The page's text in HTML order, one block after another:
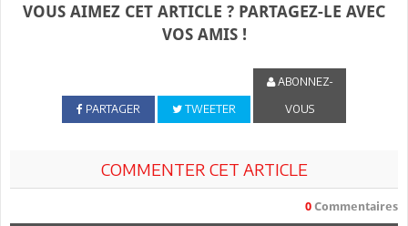
VOUS AIMEZ CET ARTICLE ? PARTAGEZ-LE AVEC
VOS AMIS !
PARTAGER TWEETER
ABONNEZ-
VOUS
COMMENTER CET ARTICLE
0 Commentaires